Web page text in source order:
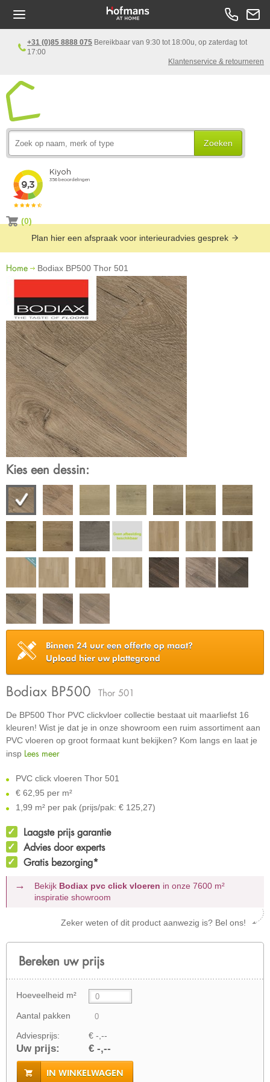
+31 (0)85 8888 075 Bereikbaar van 9:30 tot 18:00u, op zaterdag tot
17:00
Klantenservice & retourneren
Zoeken
(0)
Plan hier een afspraak voor interieuradvies gesprek
Home Bodiax BP500 Thor 501
Kies een dessin:
Binnen 24 uur een offerte op maat?
Upload hier uw plattegrond
Bodiax BP500 Thor 501
De BP500 Thor PVC clickvloer collectie bestaat uit maarliefst 16
kleuren! Wist je dat je in onze showroom een ruim assortiment aan
PVC vloeren op groot formaat kunt bekijken? Kom langs en laat je
insp Lees meer
PVC click vloeren Thor 501
€ 62,95 per m²
1,99 m² per pak (prijs/pak: € 125,27)
Laagste prijs garantie
Advies door experts
Gratis bezorging*
Bekijk Bodiax pvc click vloeren in onze 7600 m²
inspiratie showroom
Zeker weten of dit product aanwezig is? Bel ons!
Bereken uw prijs
Hoeveelheid m²
Aantal pakken
Adviesprijs: € -,--
Uw prijs: € -,--
IN WINKELWAGEN